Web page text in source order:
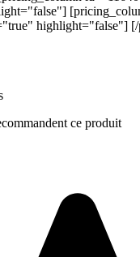
highlight="false"]
recommandent ce produit